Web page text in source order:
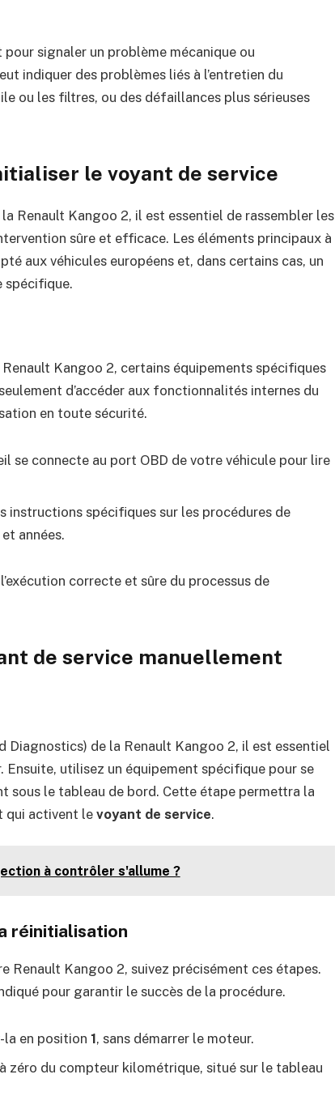
pour signaler un problème mécanique ou
indiquer des problèmes liés à l’entretien du
ou les filtres, ou des défaillances plus sérieuses
le voyant de service
Renault Kangoo 2, il est essentiel de rassembler les
sûre et efficace. Les éléments principaux à
aux véhicules européens et, dans certains cas, un
spécifique.
Kangoo 2, certains équipements spécifiques
d’accéder aux fonctionnalités internes du
en toute sécurité.
se connecte au port OBD de votre véhicule pour lire
instructions spécifiques sur les procédures de
années.
correcte et sûre du processus de
de service manuellement
Diagnostics) de la Renault Kangoo 2, il est essentiel
Ensuite, utilisez un équipement spécifique pour se
sous le tableau de bord. Cette étape permettra la
qui activent levoyant de service.
à contrôler s'allume ?
réinitialisation
Renault Kangoo 2, suivez précisément ces étapes.
pour garantir le succès de la procédure.
la en position1, sans démarrer le moteur.
zéro du compteur kilométrique, situé sur le tableau